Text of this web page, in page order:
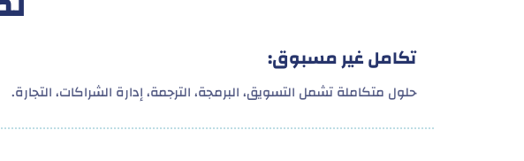
تكامل غير مسبوق:
حلول متكاملة تشمل التسويق، البرمجة، الترجمة، إدارة الشراكات، التجارة.